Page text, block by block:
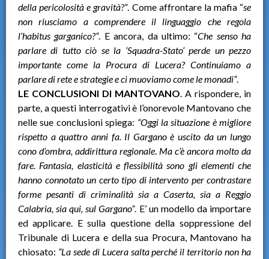
della pericolosità e gravità?”. Come affrontare la mafia “se
non riusciamo a comprendere il linguaggio che regola
l’habitus garganico?”. E ancora, da ultimo: “Che senso ha
parlare di tutto ciò se la ‘Squadra-Stato’ perde un pezzo
importante come la Procura di Lucera? Continuiamo a
parlare di rete e strategie e ci muoviamo come le monadi”.
LE CONCLUSIONI DI MANTOVANO. A rispondere, in
parte, a questi interrogativi è l’onorevole Mantovano che
nelle sue conclusioni spiega: “Oggi la situazione è migliore
rispetto a quattro anni fa. Il Gargano è uscito da un lungo
cono d’ombra, addirittura regionale. Ma c’è ancora molto da
fare. Fantasia, elasticità e flessibilità sono gli elementi che
hanno connotato un certo tipo di intervento per contrastare
forme pesanti di criminalità sia a Caserta, sia a Reggio
Calabria, sia qui, sul Gargano”. E’ un modello da importare
ed applicare. E sulla questione della soppressione del
Tribunale di Lucera e della sua Procura, Mantovano ha
chiosato: “La sede di Lucera salta perché il territorio non ha